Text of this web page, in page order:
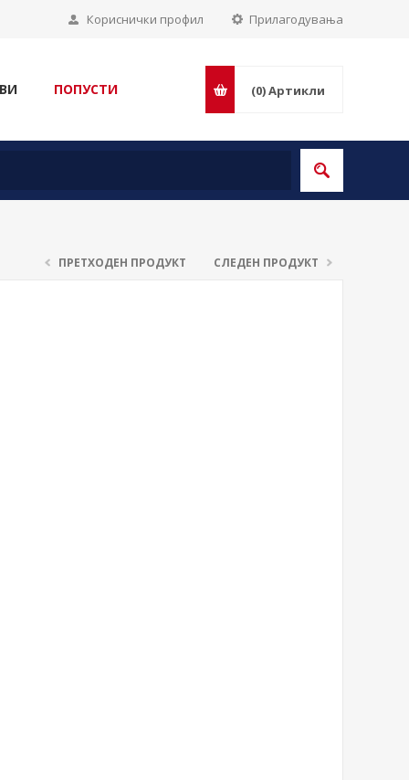
Прилагодувања
Кориснички профил
ПОПУСТИ (0)Артикли
ПРЕТХОДЕН ПРОДУКТ СЛЕДЕН ПРОДУКТ